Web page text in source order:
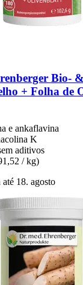
Bio-
+ Folha de
e ankaflavina
K
aditivos
/ kg)
18. agosto